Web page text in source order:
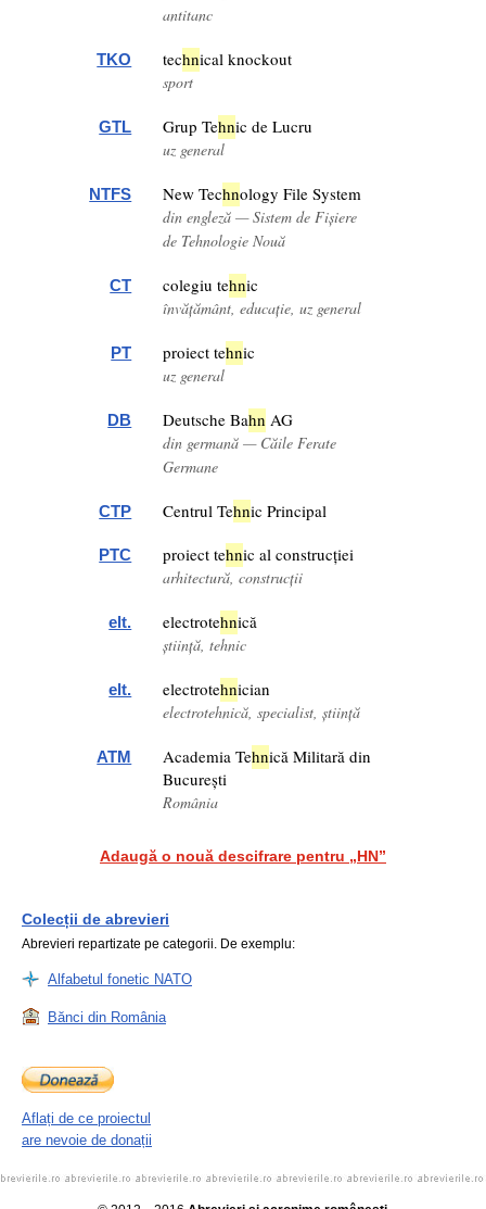
antitanc
TKO technical knockout
sport
GTL Grup Tehnic de Lucru
uz general
NTFS New Technology File System
din engleză — Sistem de Fișiere
de Tehnologie Nouă
CT colegiu tehnic
învățământ, educație, uz general
PT proiect tehnic
uz general
DB Deutsche Bahn AG
din germană — Căile Ferate
Germane
CTP Centrul Tehnic Principal
PTC proiect tehnic al construcției
arhitectură, construcții
elt. electrotehnică
știință, tehnic
elt. electrotehnician
electrotehnică, specialist, știință
ATM Academia Tehnică Militară din
București
România
Adaugă o nouă descifrare pentru „HN”
Colecții de abrevieri
Abrevieri repartizate pe categorii. De exemplu:
Alfabetul fonetic NATO
Bănci din România
Aflați de ce proiectul
are nevoie de donații